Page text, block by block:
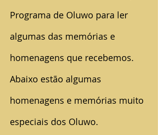
Programa de Oluwo para ler
algumas das memórias e
homenagens que recebemos.
Abaixo estão algumas
homenagens e memórias muito
especiais dos Oluwo.